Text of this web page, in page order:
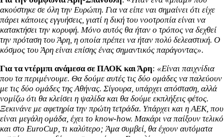
ακούστηκε σε όλη την Ευρώπη. Για να είπε ναι σημαίνει ότι είχε
πάρει κάποιες εγγυήσεις, γιατί η δική του νοοτροπία είναι να
κατακτήσει την κορυφή. Μόνο αυτός θα ήταν ο τρόπος να δεχθεί
την πρόταση του Άρη, η οποία πρέπει να ήταν πολύ δελεαστική. Ο
κόσμος του Άρη είναι επίσης ένας σημαντικός παράγοντας».
Για τα ντέρμπι ανάμεσα σε ΠΑΟΚ και Άρη: «Είναι παιχνίδια
που τα περιμένουμε. Θα δούμε αυτές τις δύο ομάδες να παλεύουν
με τις δύο ομάδες της Αθήνας. Σίγουρα, υπάρχει απόσταση, αλλά
νομίζω ότι θα κλείσει η ψαλίδα και θα δούμε εκπλήξεις φέτος.
Ξεκινάνε με αφετηρία την πρώτη τετράδα. Υπάρχει και η ΑΕΚ, που
είναι μεγάλη ομάδα, έχει το know-how. Μακάρι να παίξουν τελικό
και στο EuroCup, τι καλύτερο; Άμα συμβεί, θα έχουν αυτόματα